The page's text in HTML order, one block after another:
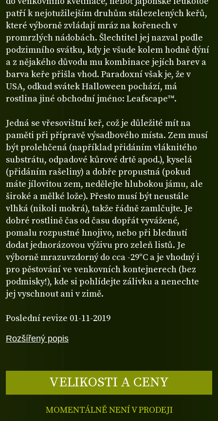
Rozšířený popis
patří k nejotužilejším druhům stálezelených keřů,
které výborně zvládají mráz na kořenech v
promrzlých nádobách. Šlechtitel jej nazval podle
podzimního svátku, kdy je všude kolem hodně dýní
a z nějakého důvodu mu kombinace jejích barev a
barva keře přišla vhod. Paradoxní však je, že v
USA, odkud svátek Halloween pochází, má
rostlina jiné obchodní jméno: Leafscape™.
Jedná se vřesovištní keř, což je důležité mít na
paměti při přípravě výsadbového místa. Zem musí
být prolehčená (například přidáním vláknitého
substrátu, odpadové kůrové drtě apod.), kyselá
(přidáním rašeliny) a dobře propustná (pokud
máte jílovitou zem, nedělejte hlubokou jámu, ale
široké a mělké lože). Přesto musí být neustále
vlhká (nikoli mokrá), takže řádně zamlčujte. Je
dobré rostlině čas od času dopřát vyvážené,
pomalu rozpustné hnojivo, nebo při blednutí
dodat jednorázovou výživu pro zeleň listů. Je
výborně mrazuvzdorný do cca -29°C a je vhodný i
pro pěstování ve venkovních kontejnerech (bez
podmisky!), kde si pohlídejte zálivku a nenechte
jej vyschnout ani v zimě.
Poslední revize 01-11-2019
VELIKOSTI A CENY
MOMENTÁLNĚ NENÍ V PRODEJI